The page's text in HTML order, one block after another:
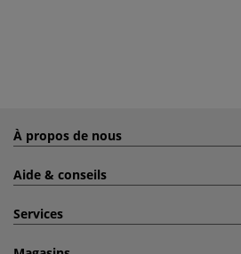
À propos de nous
Aide & conseils
Services